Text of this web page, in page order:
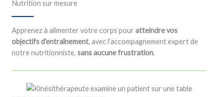
Nutrition sur mesure
Apprenez à alimenter votre corps pour atteindre vos
objectifs d’entraînement, avec l’accompagnement expert de
notre nutritionniste, sans aucune frustration.